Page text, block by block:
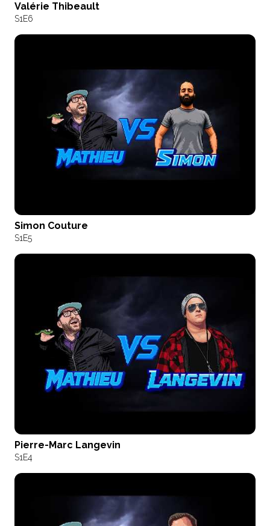
Valérie Thibeault
S1E6
Simon Couture
S1E5
Pierre-Marc Langevin
S1E4